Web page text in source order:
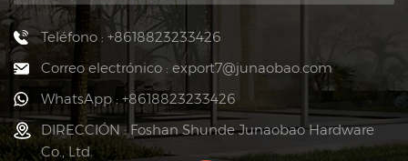
Teléfono : +8618823233426
Correo electrónico : export7@junaobao.com
WhatsApp : +8618823233426
DIRECCIÓN : Foshan Shunde Junaobao Hardware
Co., Ltd.